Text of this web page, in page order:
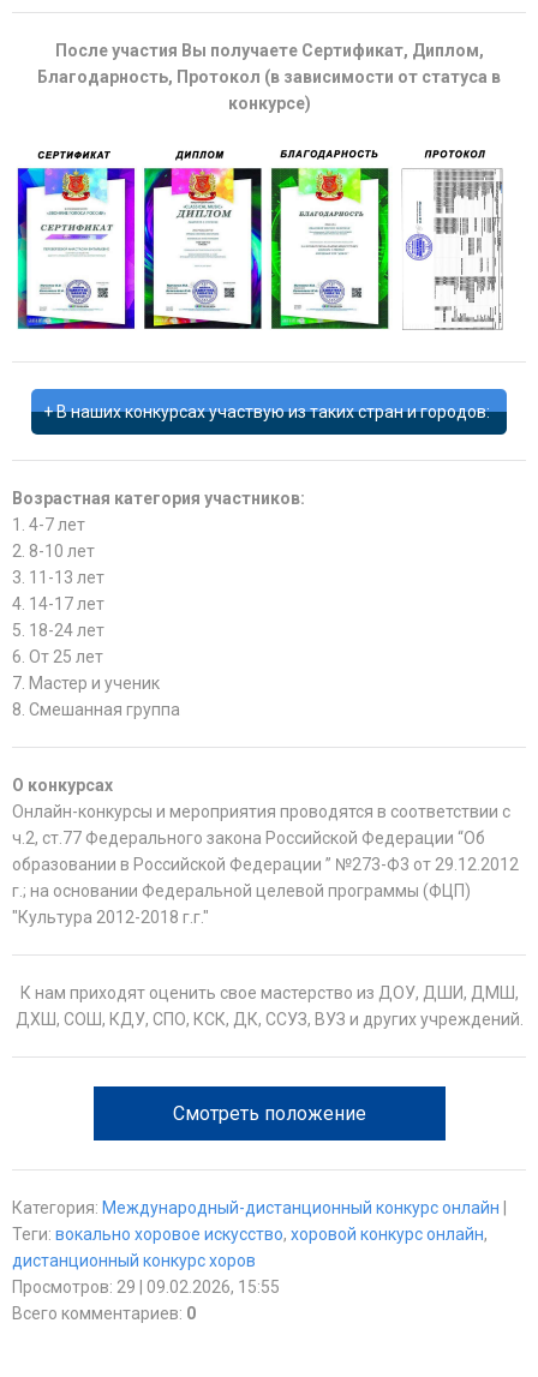
После участия Вы получаете Сертификат, Диплом,
Благодарность, Протокол (в зависимости от статуса в
конкурсе)
В наших конкурсах участвую из таких стран и городов:
Возрастная категория участников:
1. 4-7 лет
2. 8-10 лет
3. 11-13 лет
4. 14-17 лет
5. 18-24 лет
6. От 25 лет
7. Мастер и ученик
8. Смешанная группа
О конкурсах
Онлайн-конкурсы и мероприятия проводятся в соответствии с
ч.2, ст.77 Федерального закона Российской Федерации “Об
образовании в Российской Федерации ” №273-Ф3 от 29.12.2012
г.; на основании Федеральной целевой программы (ФЦП)
"Культура 2012-2018 г.г."
К нам приходят оценить свое мастерство из ДОУ, ДШИ, ДМШ,
ДХШ, СОШ, КДУ, СПО, КСК, ДК, ССУЗ, ВУЗ и других учреждений.
Смотреть положение
Категория: Международный-дистанционный конкурс онлайн
Теги: вокально хоровое искусство, хоровой конкурс онлайн,
дистанционный конкурс хоров
Просмотров: 29 | 09.02.2026, 15:55
Всего комментариев: 0